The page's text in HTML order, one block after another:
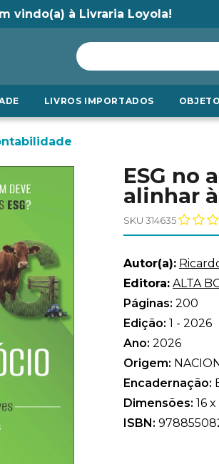
vindo(a) à Livraria Loyola!
LIVROS IMPORTADOS
ESG no
alinhar
SKU 314635
Autor(a):
Editora: ALTA
Páginas: 200
Edição: 1 - 2026
Ano: 2026
Origem:
Encadernação:
Dimensões: 16
ISBN: